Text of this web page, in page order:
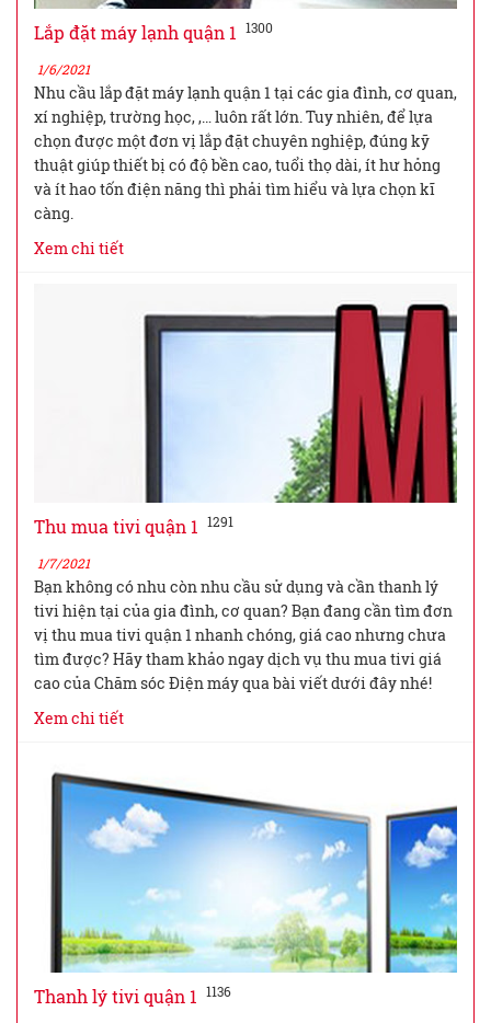
Lắp đặt máy lạnh quận 1 1300
1/6/2021
Nhu cầu lắp đặt máy lạnh quận 1 tại các gia đình, cơ quan,
xí nghiệp, trường học, ,… luôn rất lớn. Tuy nhiên, để lựa
chọn được một đơn vị lắp đặt chuyên nghiệp, đúng kỹ
thuật giúp thiết bị có độ bền cao, tuổi thọ dài, ít hư hỏng
và ít hao tốn điện năng thì phải tìm hiểu và lựa chọn kĩ
càng.
Xem chi tiết
Thu mua tivi quận 1 1291
1/7/2021
Bạn không có nhu còn nhu cầu sử dụng và cần thanh lý
tivi hiện tại của gia đình, cơ quan? Bạn đang cần tìm đơn
vị thu mua tivi quận 1 nhanh chóng, giá cao nhưng chưa
tìm được? Hãy tham khảo ngay dịch vụ thu mua tivi giá
cao của Chăm sóc Điện máy qua bài viết dưới đây nhé!
Xem chi tiết
Thanh lý tivi quận 1 1136